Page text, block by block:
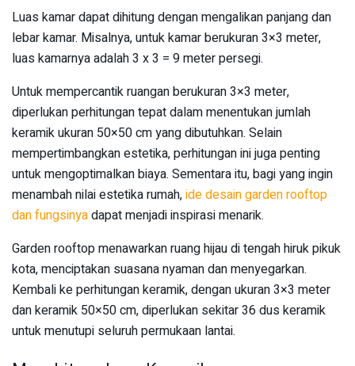
Luas kamar dapat dihitung dengan mengalikan panjang dan
lebar kamar. Misalnya, untuk kamar berukuran 3×3 meter,
luas kamarnya adalah 3 x 3 = 9 meter persegi.
Untuk mempercantik ruangan berukuran 3×3 meter,
diperlukan perhitungan tepat dalam menentukan jumlah
keramik ukuran 50×50 cm yang dibutuhkan. Selain
mempertimbangkan estetika, perhitungan ini juga penting
untuk mengoptimalkan biaya. Sementara itu, bagi yang ingin
menambah nilai estetika rumah,ide desain garden rooftop
dan fungsinyadapat menjadi inspirasi menarik.
Garden rooftop menawarkan ruang hijau di tengah hiruk pikuk
kota, menciptakan suasana nyaman dan menyegarkan.
Kembali ke perhitungan keramik, dengan ukuran 3×3 meter
dan keramik 50×50 cm, diperlukan sekitar 36 dus keramik
untuk menutupi seluruh permukaan lantai.